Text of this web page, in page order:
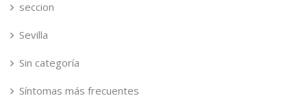
seccion
Sevilla
Sin categoría
Síntomas más frecuentes